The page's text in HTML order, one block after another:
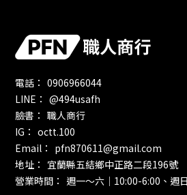
@494usafh
0906966044
週一～六｜10:00-6:00、週
宜蘭縣五結鄉中正路二段196號
pfn870611@gmail.com
職人商行
octt.100